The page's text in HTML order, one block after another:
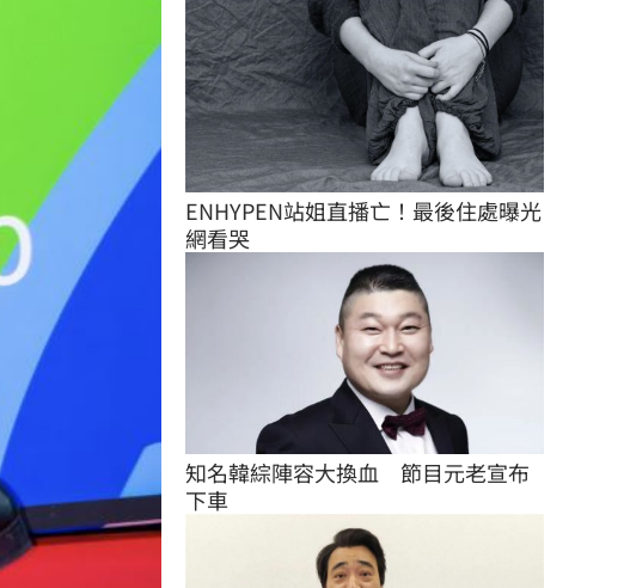
ENHYPEN站姐直播亡！最後住處曝光
網看哭
知名韓綜陣容大換血　節目元老宣布
下車